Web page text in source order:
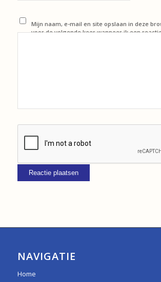
Mijn naam, e-mail en site opslaan in deze
voor de volgende keer wanneer ik een
NAVIGATIE
Home